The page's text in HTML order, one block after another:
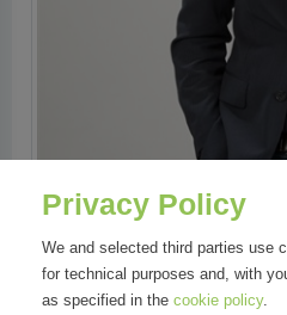
Privacy Policy
We and selected third parties use
for technical purposes and, with
as specified in the cookie policy.